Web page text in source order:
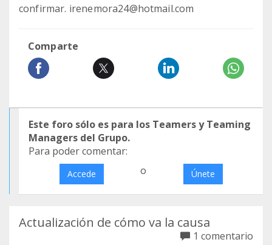
confirmar. irenemora24@hotmail.com
Comparte
Este foro sólo es para los Teamers y Teaming
Managers del Grupo.
Para poder comentar:
Accede o Únete
Actualización de cómo va la causa
1 comentario